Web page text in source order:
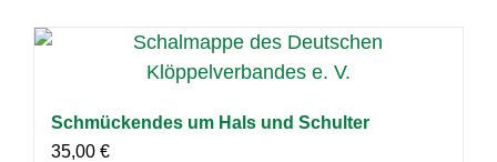
Schmückendes um Hals und Schulter
35,00 €